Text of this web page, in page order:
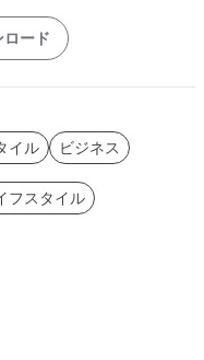
ロード
イル ビジネス
フスタイル